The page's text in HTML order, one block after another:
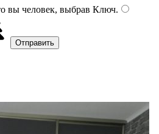
вы человек, выбрав Ключ.